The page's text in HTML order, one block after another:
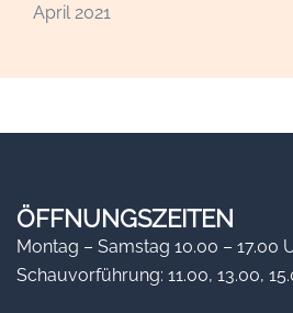
April 2021
ÖFFNUNGSZEITEN
Montag – Samstag 10.00 – 17.00
Schauvorführung: 11.00, 13.00,